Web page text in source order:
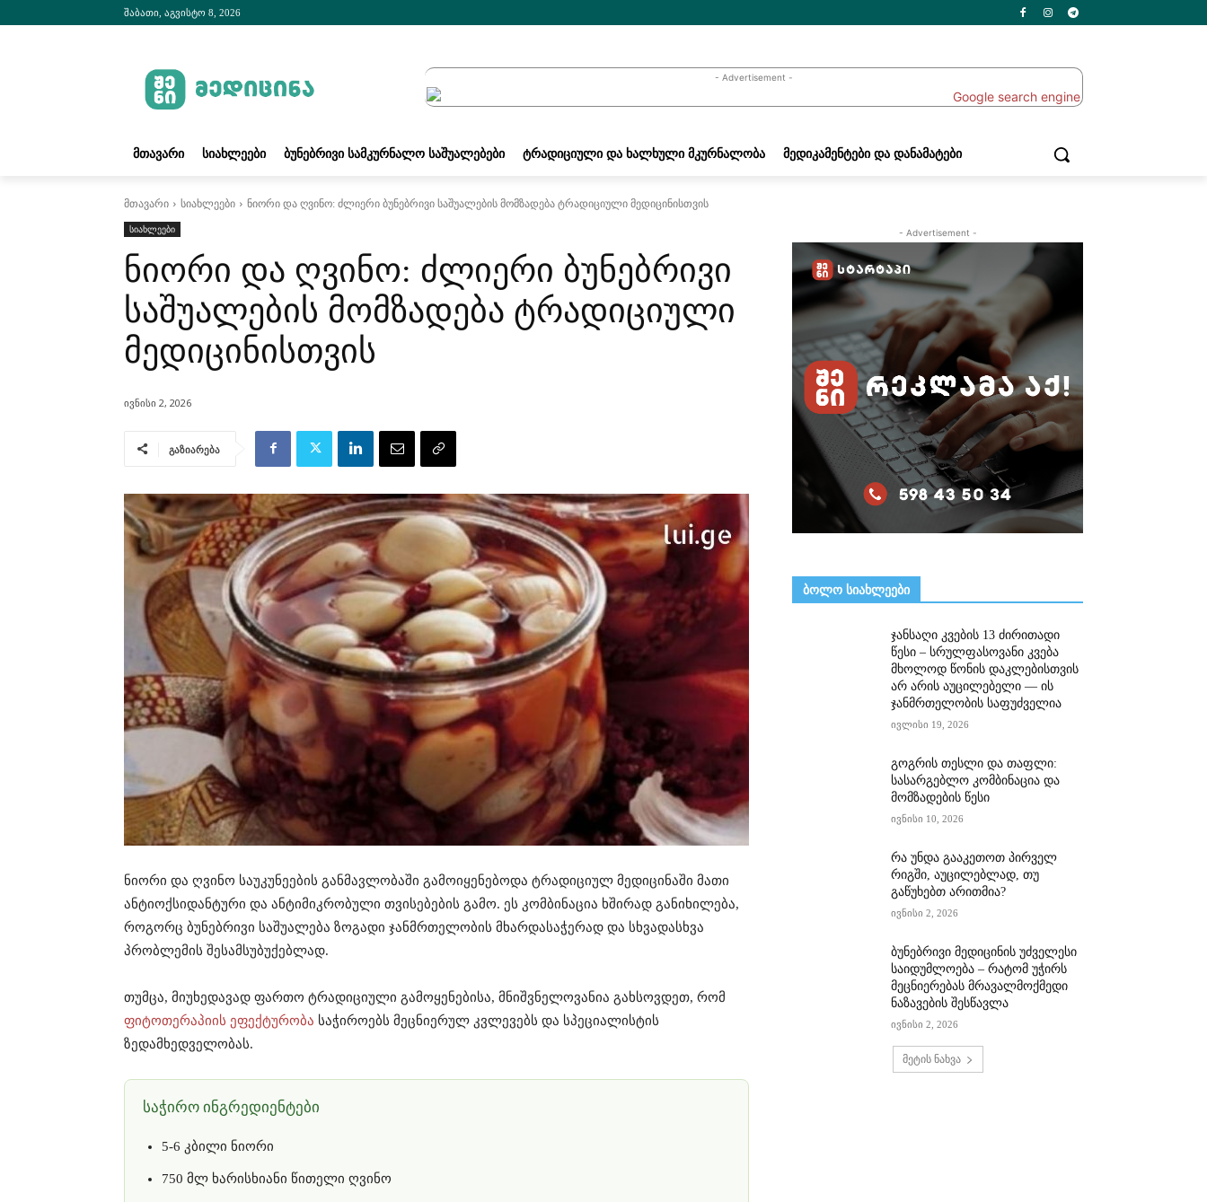
შაბათი, აგვისტო 8, 2026
- Advertisement -
ᲛᲗᲐᲕᲐᲠᲘ ᲡᲘᲐᲮᲚᲔᲔᲑᲘ ᲑᲣᲜᲔᲑᲠᲘᲕᲘ ᲡᲐᲛᲙᲣᲠᲜᲐᲚᲝ ᲡᲐᲨᲣᲐᲚᲔᲑᲔᲑᲘ ᲢᲠᲐᲓᲘᲪᲘᲣᲚᲘ ᲓᲐ ᲮᲐᲚᲮᲣᲚᲘ ᲛᲙᲣᲠᲜᲐᲚᲝᲑᲐ ᲛᲔᲓᲘᲙᲐᲛᲔᲜᲢᲔᲑᲘ ᲓᲐ ᲓᲐᲜᲐᲛᲐᲢᲔᲑᲘ
მთავარი სიახლეები
ნიორი და ღვინო: ძლიერი ბუნებრივი საშუალების მომზადება ტრადიციული მედიცინისთვის
სიახლეები
ნიორი და ღვინო: ძლიერი ბუნებრივი
საშუალების მომზადება ტრადიციული
მედიცინისთვის
ივნისი 2, 2026
გაზიარება
ნიორი და ღვინო საუკუნეების განმავლობაში გამოიყენებოდა ტრადიციულ მედიცინაში მათი
ანტიოქსიდანტური და ანტიმიკრობული თვისებების გამო. ეს კომბინაცია ხშირად განიხილება,
როგორც ბუნებრივი საშუალება ზოგადი ჯანმრთელობის მხარდასაჭერად და სხვადასხვა
პრობლემის შესამსუბუქებლად.
თუმცა, მიუხედავად ფართო ტრადიციული გამოყენებისა, მნიშვნელოვანია გახსოვდეთ, რომ
ფიტოთერაპიის ეფექტურობა საჭიროებს მეცნიერულ კვლევებს და სპეციალისტის
ზედამხედველობას.
საჭირო ინგრედიენტები
5-6 კბილი ნიორი
750 მლ ხარისხიანი წითელი ღვინო
- Advertisement -
ᲑᲝᲚᲝ ᲡᲘᲐᲮᲚᲔᲔᲑᲘ
ჯანსაღი კვების 13 ძირითადი
წესი – სრულფასოვანი კვება
მხოლოდ წონის დაკლებისთვის
არ არის აუცილებელი — ის
ჯანმრთელობის საფუძველია
ივლისი 19, 2026
გოგრის თესლი და თაფლი:
სასარგებლო კომბინაცია და
მომზადების წესი
ივნისი 10, 2026
რა უნდა გააკეთოთ პირველ
რიგში, აუცილებლად, თუ
გაწუხებთ არითმია?
ივნისი 2, 2026
ბუნებრივი მედიცინის უძველესი
საიდუმლოება – რატომ უჭირს
მეცნიერებას მრავალმოქმედი
ნაზავების შესწავლა
ივნისი 2, 2026
მეტის ნახვა